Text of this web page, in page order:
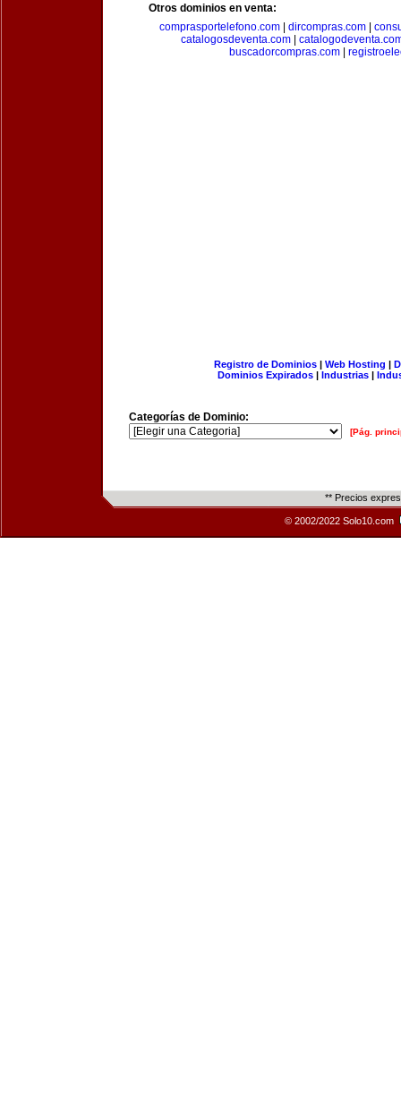
Otros dominios en venta:
comprasportelefono.com
dircompras.com
catalogosdeventa.com
buscadorcompras.com
Registro de Dominios| Web Hosting |
Dominios Expirados | Industrias |
Categorías de Dominio:
[Pág.
** Precios
© 2002/2022 Solo10.com